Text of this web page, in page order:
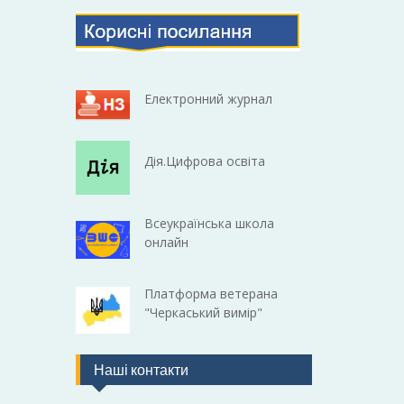
Електронний журнал
Дія.Цифрова освіта
Всеукраїнська школа
онлайн
Платформа ветерана
"Черкаський вимір"
Наші контакти